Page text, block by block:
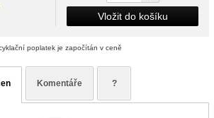
Vložit do košíku
poplatek je započítán v ceně
Komentáře ?